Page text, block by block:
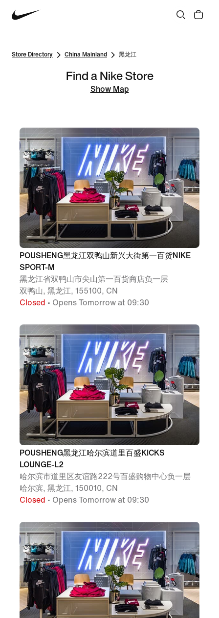
Store Directory China Mainland 黑龙江
Find a Nike Store
Show Map
POUSHENG黑龙江双鸭山新兴大街第一百货NIKE
SPORT-M
黑龙江省双鸭山市尖山第一百货商店负一层
双鸭山, 黑龙江, 155100, CN
Closed • Opens Tomorrow at 09:30
POUSHENG黑龙江哈尔滨道里百盛KICKS
LOUNGE-L2
哈尔滨市道里区友谊路222号百盛购物中心负一层
哈尔滨, 黑龙江, 150010, CN
Closed • Opens Tomorrow at 09:30